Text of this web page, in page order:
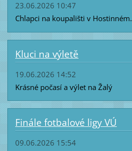
23.06.2026 10:47
Chlapci na koupališti v Hostinném.
Kluci na výletě
19.06.2026 14:52
Krásné počasí a výlet na Žalý
Finále fotbalové ligy VÚ
09.06.2026 15:54